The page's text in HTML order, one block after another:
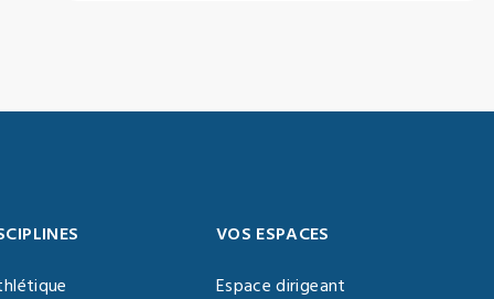
VOS ESPACES
Espace dirigeant